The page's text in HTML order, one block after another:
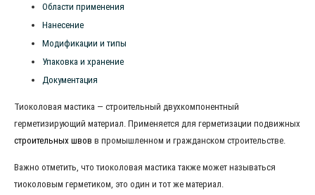
Области применения
Нанесение
Модификации и типы
Упаковка и хранение
Документация
Тиоколовая мастика — строительный двухкомпонентный
герметизирующий материал. Применяется для герметизации подвижных
строительных швов в промышленном и гражданском строительстве.
Важно отметить, что тиоколовая мастика также может называться
тиоколовым герметиком, это один и тот же материал.